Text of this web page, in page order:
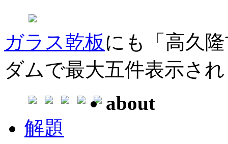
ガラス乾板にも「高久
ダムで最大五件表示さ
about
解題